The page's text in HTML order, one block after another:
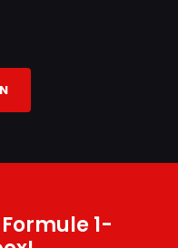
1-